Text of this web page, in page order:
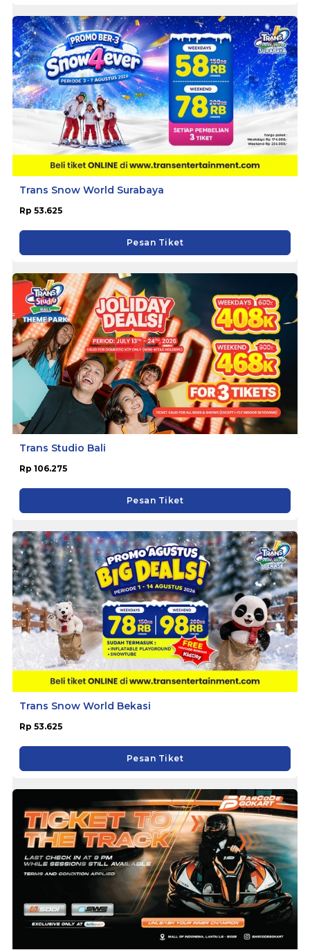
Trans Snow World Surabaya
Rp 53.625
Pesan Tiket
Trans Studio Bali
Rp 106.275
Pesan Tiket
Trans Snow World Bekasi
Rp 53.625
Pesan Tiket